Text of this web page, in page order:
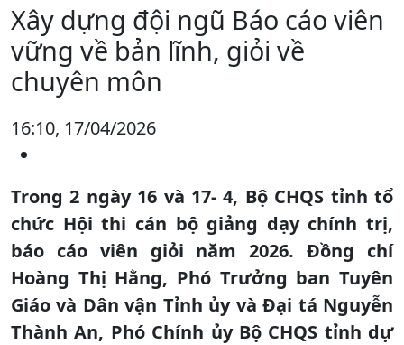
Xây dựng đội ngũ Báo cáo viên
vững về bản lĩnh, giỏi về
chuyên môn
16:10, 17/04/2026
Trong 2 ngày 16 và 17- 4, Bộ CHQS tỉnh tổ
chức Hội thi cán bộ giảng dạy chính trị,
báo cáo viên giỏi năm 2026. Đồng chí
Hoàng Thị Hằng, Phó Trưởng ban Tuyên
Giáo và Dân vận Tỉnh ủy và Đại tá Nguyễn
Thành An, Phó Chính ủy Bộ CHQS tỉnh dự